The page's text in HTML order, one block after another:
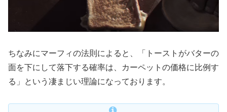
ちなみにマーフィの法則によると、「トーストがバターの
面を下にして落下する確率は、カーペットの価格に比例す
る」という凄まじい理論になっております。